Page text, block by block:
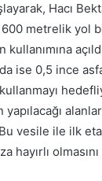
Hacı
metrelik yol
kullanımına
ise 0,5 ince
vesile ile ilk
hayırlı